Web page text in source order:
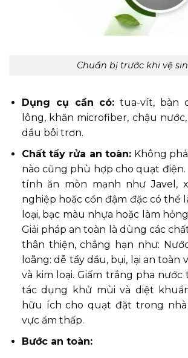
Chuẩn bị trước khi vệ
Dụng cụ cần có: tua-vít, bàn
lông, khăn microfiber, chậu
dầu bôi trơn.
Chất tẩy rửa an toàn: Không
nào cũng phù hợp cho quạt điện.
tính ăn mòn mạnh như Javel,
nghiệp hoặc cồn đậm đặc có thể
loại, bạc màu nhựa hoặc làm
Giải pháp an toàn là dùng các
thân thiện, chẳng hạn như:
loãng: dễ tẩy dầu, bụi, lại an toàn
và kim loại. Giấm trắng pha nước
tác dụng khử mùi và diệt
hữu ích cho quạt đặt trong
vực ẩm thấp.
Bước an toàn: